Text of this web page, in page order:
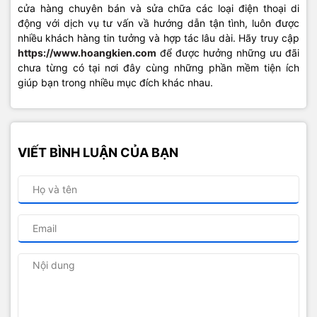
cửa hàng chuyên bán và sửa chữa các loại điện thoại di
động với dịch vụ tư vấn vầ hướng dẫn tận tình, luôn được
nhiều khách hàng tin tưởng và hợp tác lâu dài. Hãy truy cập
https://www.hoangkien.com để được hưởng những ưu đãi
chưa từng có tại nơi đây cùng những phần mềm tiện ích
giúp bạn trong nhiều mục đích khác nhau.
VIẾT BÌNH LUẬN CỦA BẠN